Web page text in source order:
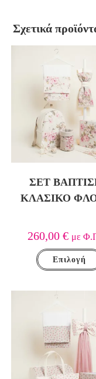
Σχετικά
ΣΕΤ
ΚΛΑΣΙΚΟ
260,00 € με
Επιλογή